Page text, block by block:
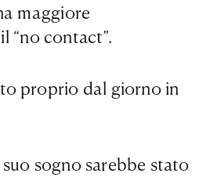
maggiore
“no contact”.
proprio dal giorno in
sogno sarebbe stato